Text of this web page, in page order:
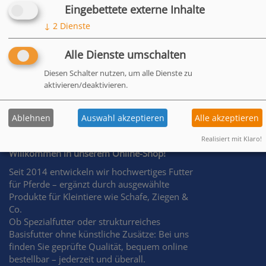
Willkommen in unserem Online-Shop!
Seit 2014 entwickeln wir hochwertiges Futter
für Pferde – ergänzt durch ausgewählte
Produkte für Kleintiere wie Schafe, Ziegen &
Co.
Ob Spezialfutter oder strukturreiches
Basisfutter ohne künstliche Zusätze: Bei uns
finden Sie geprüfte Qualität, bequem online
bestellbar – jederzeit und überall.
Eingebettete externe Inhalte
↓ 2 Dienste
Alle Dienste umschalten
Diesen Schalter nutzen, um alle Dienste zu
aktivieren/deaktivieren.
Ablehnen Auswahl akzeptieren Alle akzeptieren
Realisiert mit Klaro!